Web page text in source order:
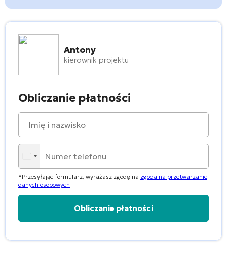
Antony
kierownik projektu
Obliczanie płatności
*Przesyłając formularz, wyrażasz zgodę na zgoda na przetwarzanie
danych osobowych